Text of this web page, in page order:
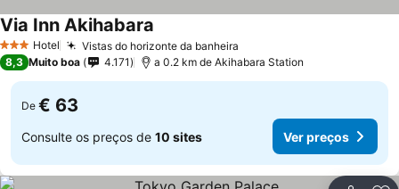
3 EstrelasHotel Vistas do horizonte da banheira
Via Inn Akihabara
8,3 Muito boa 4.171 a 0.2 km de Akihabara Station
De € 63
Consulte os preços de 10 sites Ver preços